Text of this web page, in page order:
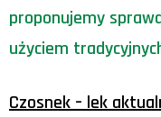
proponujemy
użyciem
Czosnek – lek